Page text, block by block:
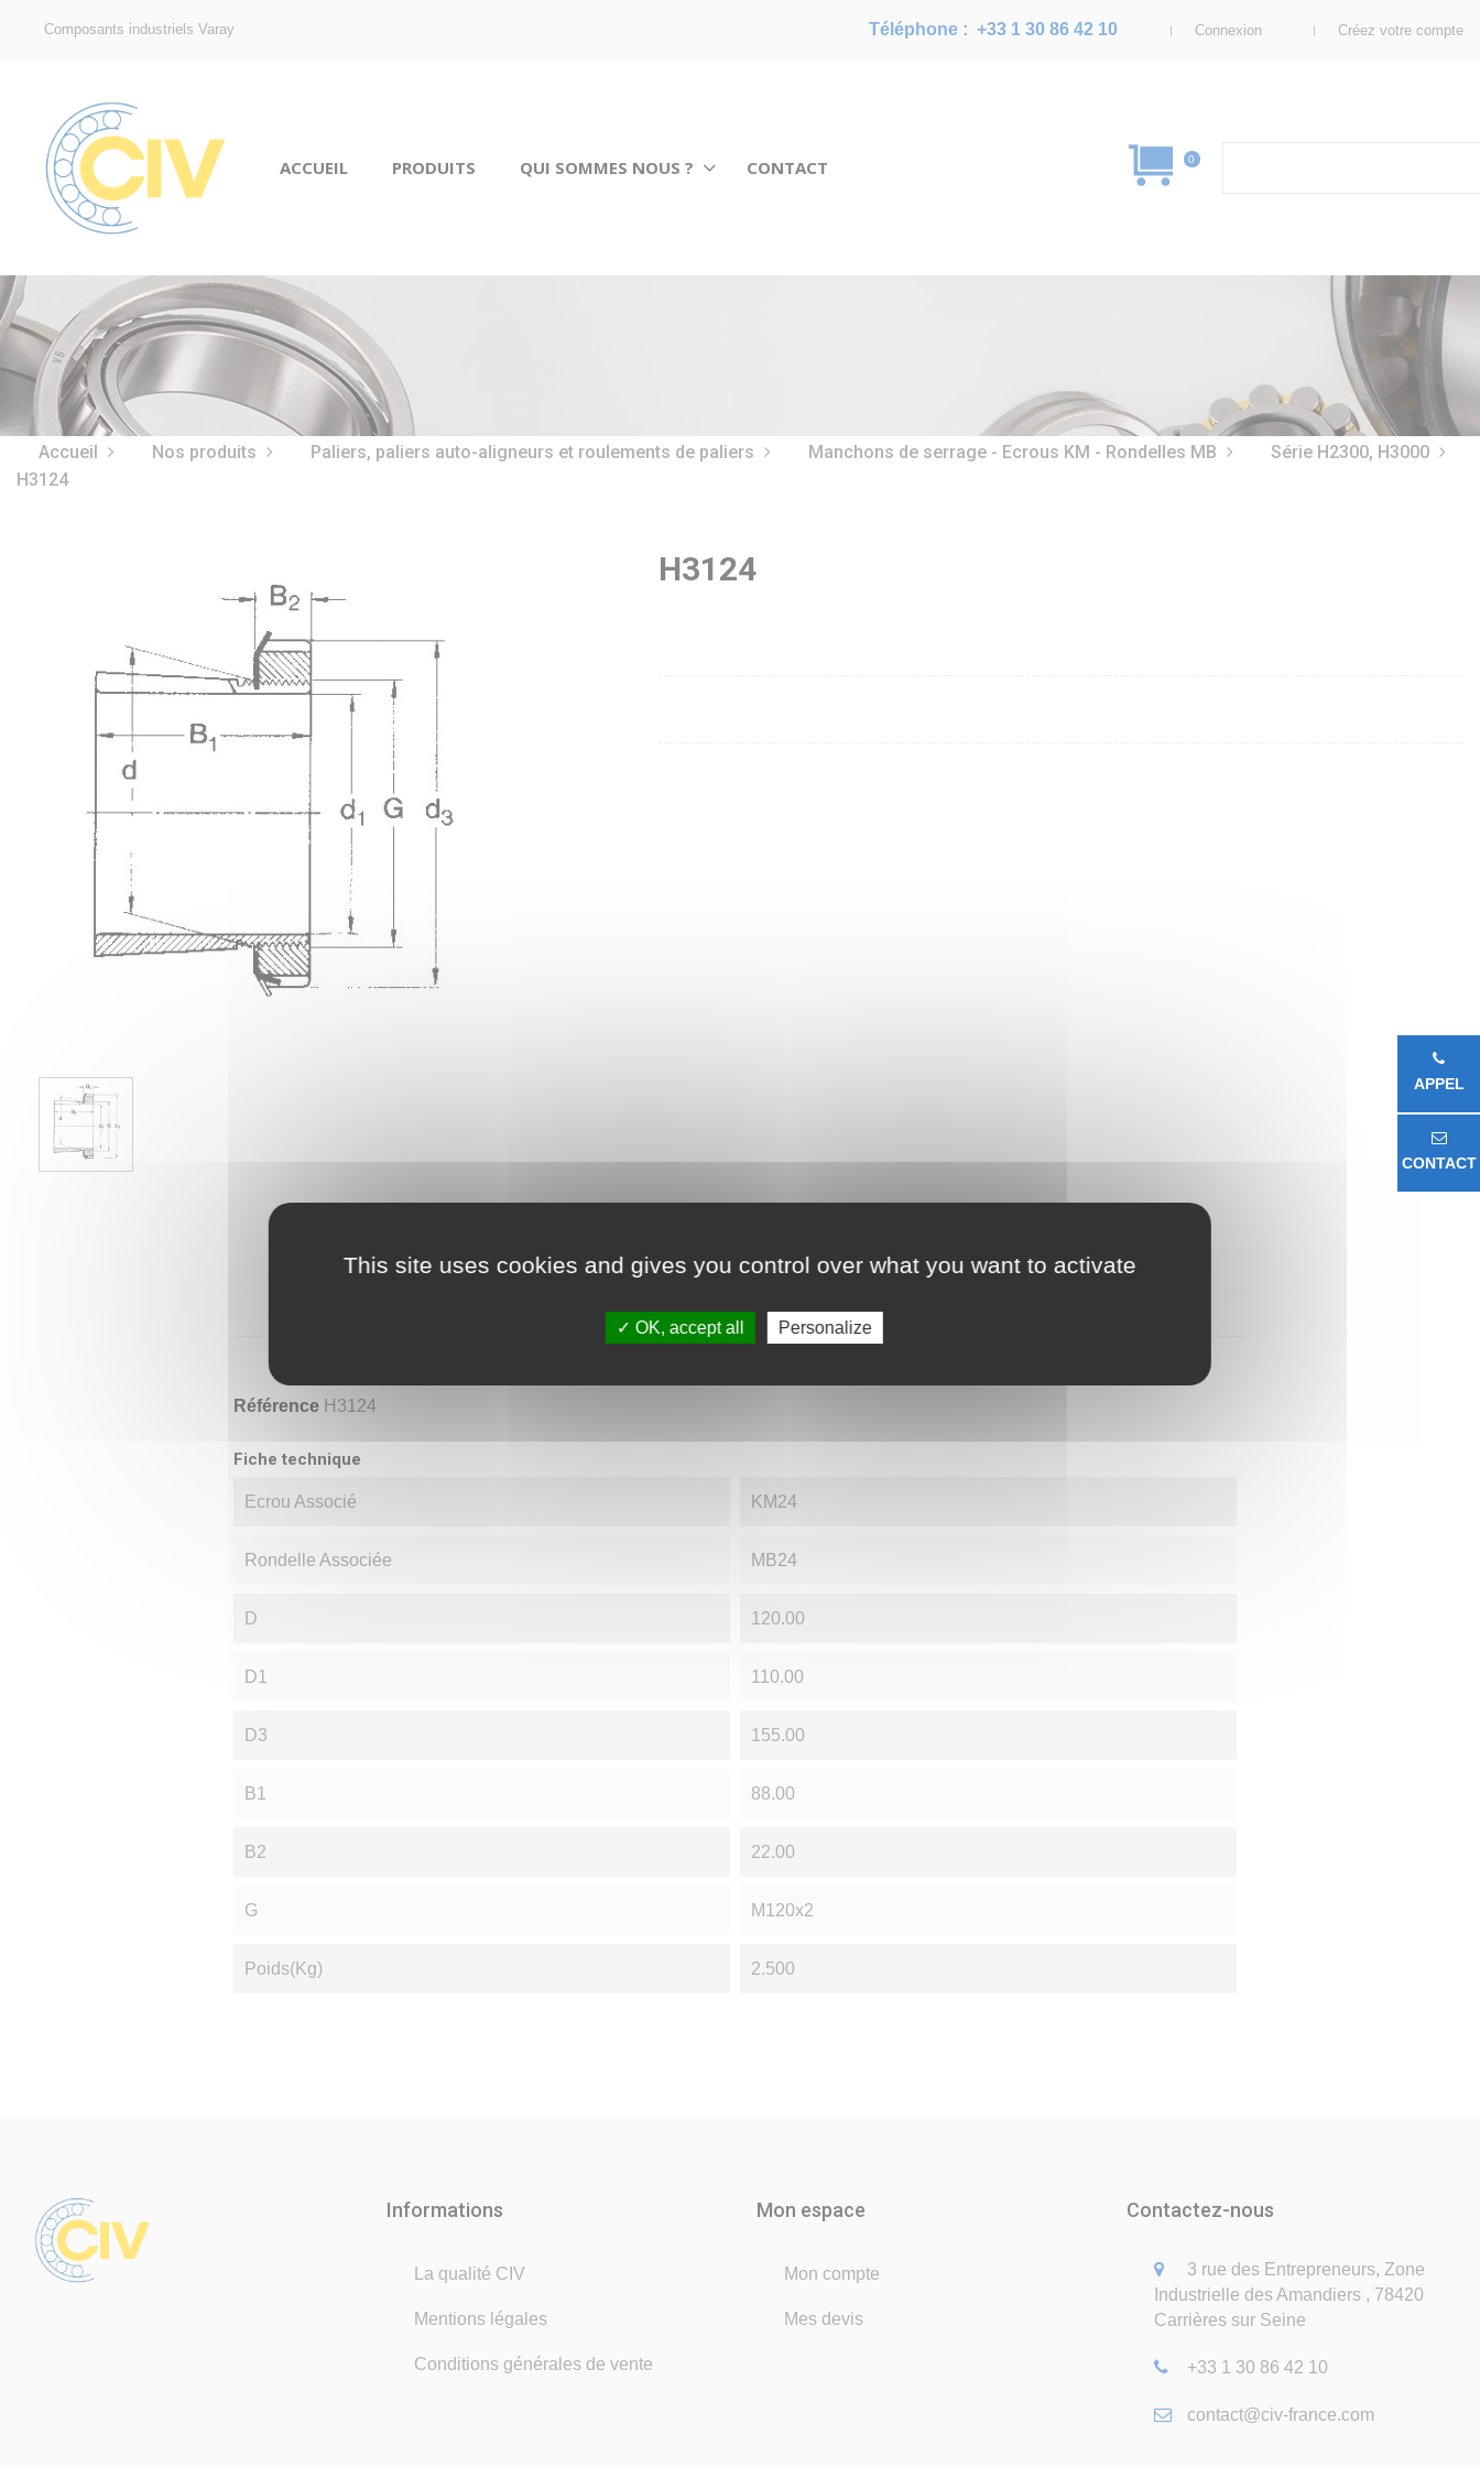
Composants industriels Varay Connexion Créez votre compte
Téléphone : +33 1 30 86 42 10
ACCUEIL PRODUITS QUI SOMMES NOUS ? CONTACT 0
Accueil Nos produits Paliers, paliers auto-aligneurs et roulements de paliers Manchons de serrage - Ecrous KM - Rondelles MB
Série H2300, H3000
H3124
H3124
Référence H3124
Fiche technique
Ecrou Associé KM24
Rondelle Associée MB24
D 120.00
D1 110.00
D3 155.00
B1 88.00
B2 22.00
G M120x2
Poids(Kg) 2.500
Informations
La qualité CIV
Mentions légales
Conditions générales de vente
Mon espace
Mon compte
Mes devis
Contactez-nous
3 rue des Entrepreneurs, Zone
Industrielle des Amandiers , 78420
Carrières sur Seine
+33 1 30 86 42 10
contact@civ-france.com
APPEL
CONTACT
This site uses cookies and gives you control over what you want to activate
OK, accept all Personalize